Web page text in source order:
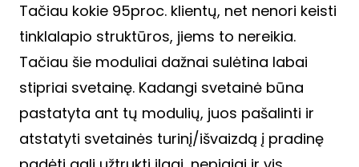
Tačiau kokie 95proc. klientų, net nenori keisti
tinklalapio struktūros, jiems to nereikia.
Tačiau šie moduliai dažnai sulėtina labai
stipriai svetainę. Kadangi svetainė būna
pastatyta ant tų modulių, juos pašalinti ir
atstatyti svetainės turinį/išvaizdą į pradinę